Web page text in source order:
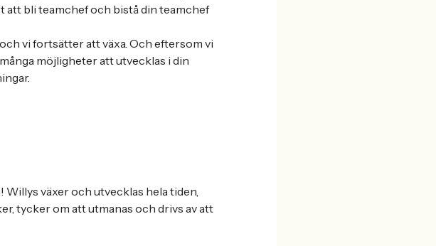
att bli teamchef och bistå din teamchef
vi fortsätter att växa. Och eftersom vi
möjligheter att utvecklas i din
växer och utvecklas hela tiden,
tycker om att utmanas och drivs av att